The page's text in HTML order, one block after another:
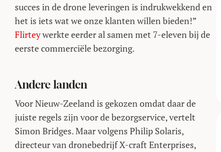
succes in de drone leveringen is indrukwekkend en
het is iets wat we onze klanten willen bieden!”
Flirteywerkte eerder al samen met 7-eleven bij de
eerste commerciële bezorging.
Andere landen
Voor Nieuw-Zeeland is gekozen omdat daar de
juiste regels zijn voor de bezorgservice, vertelt
Simon Bridges. Maar volgens Philip Solaris,
directeur van dronebedrijf X-craft Enterprises,